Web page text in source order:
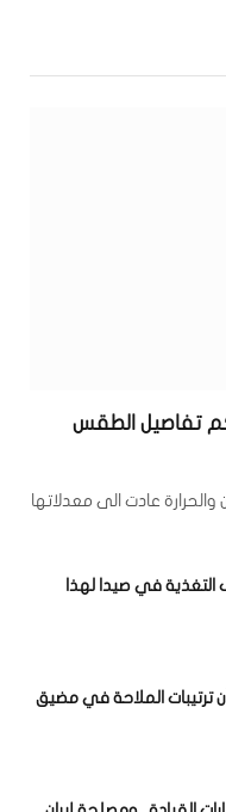
تفاصيل الطقس
عادت الى معدلاتها
في صيدا لهذا
ترتيبات الملاحة في مضيق